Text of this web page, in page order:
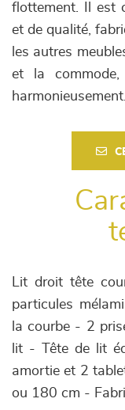
flottement. Il est
et de qualité,
les autres
et la commode,
harmonieusement.
Lit droit tête
particules
la courbe - 2
lit - Tête de lit
amortie et 2
ou 180 cm -